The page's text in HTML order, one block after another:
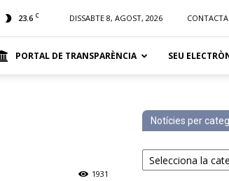
23.6 C DISSABTE 8, AGOST, 2026
PORTAL DE TRANSPARÈNCIA SEU
1931
Notícies per
Notícies
per